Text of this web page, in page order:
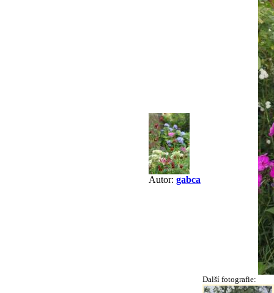
Autor: gabca
Další fotografie: